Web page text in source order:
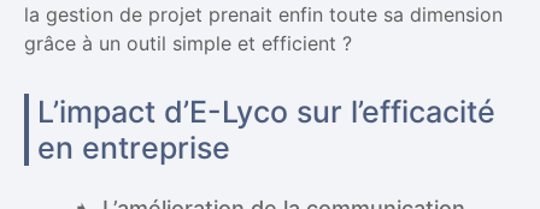
la gestion de projet prenait enfin toute sa dimension
grâce à un outil simple et efficient ?
L’impact d’E-Lyco sur l’efficacité
en entreprise